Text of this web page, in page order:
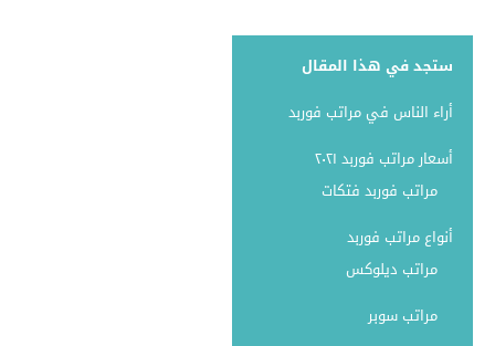
ستجد في هذا المقال
أراء الناس في مراتب فوربد
أسعار مراتب فوربد ٢٠٢١
مراتب فوربد فتكات
أنواع مراتب فوربد
مراتب ديلوكس
مراتب سوبر